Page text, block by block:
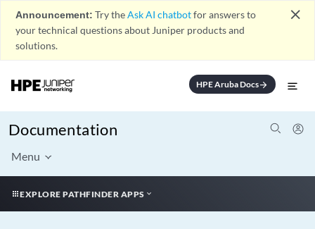
Announcement: Try theAsk AI chatbotfor answers to
your technical questions about Juniper products and
solutions.
close
HPE Aruba Docsarrow_forward
Documentation
Menu
EXPLORE PATHFINDER APPS